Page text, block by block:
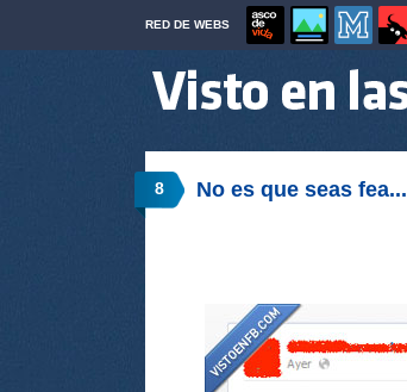
RED DE WEBS
8 No es que seas fea...